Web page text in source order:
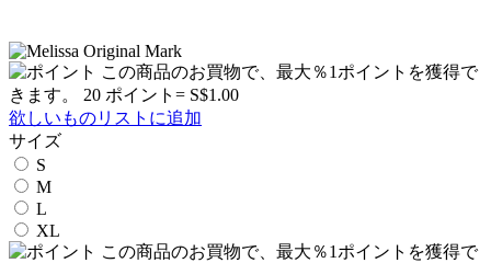
この商品のお買物で、最大％1ポイントを獲得で
きます。 20 ポイント= S$1.00
欲しいものリストに追加
サイズ
S
M
L
XL
この商品のお買物で、最大％1ポイントを獲得で